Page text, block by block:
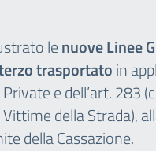
lenuove Linee
trasportatoin
e dell’art. 283
della Strada),
della Cassazione.